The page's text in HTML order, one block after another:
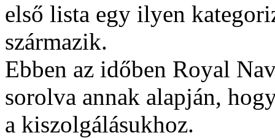
első lista egy ilyen
származik.
Ebben az időben Royal
sorolva annak alapján,
a kiszolgálásukhoz.